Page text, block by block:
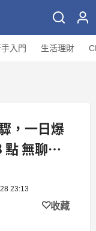
入門 生活理財
，一日爆
無聊詹
23:13
收藏